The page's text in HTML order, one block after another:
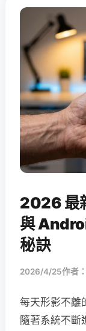
2026 最
與
秘訣
2026/4/25作者：
每天形影不離
隨著系統不